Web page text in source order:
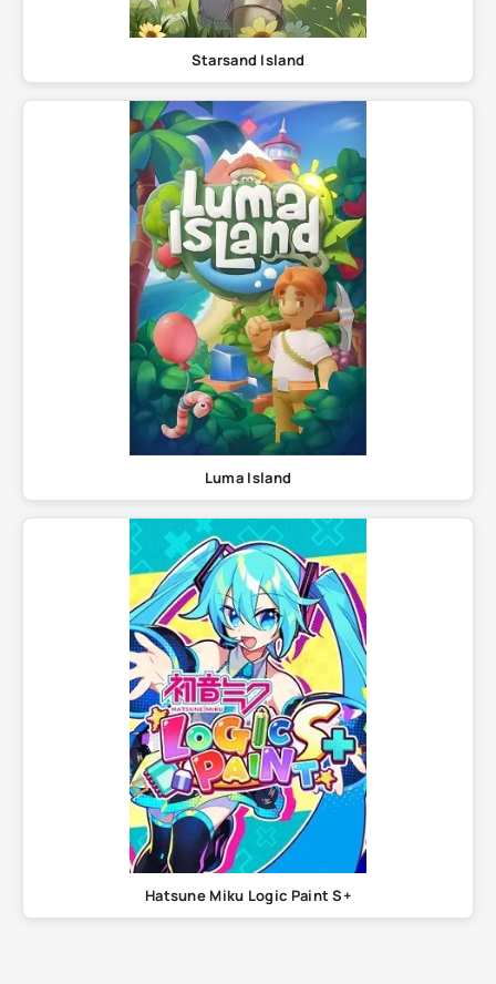
Starsand Island
Luma Island
Hatsune Miku Logic Paint S+